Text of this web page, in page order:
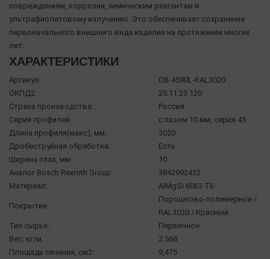
повреждениям, коррозии, химическим реагентам и
ультрафиолетовому излучению. Это обеспечивает сохранение
первоначального внешнего вида изделия на протяжении многих
лет.
ХАРАКТЕРИСТИКИ
Артикул:
OB-4590L-RAL3020
ОКПД2:
25.11.23.120
Страна производства:
Россия
Серия профилей:
с пазом 10 мм, серия 45
Длина профиля(макс), мм:
3020
Дробеструйная обработка:
Есть
Ширина паза, мм:
10
Аналог Bosch Rexroth Group:
3842992432
Материал:
AlMgSi 6063 Т6
Покрытие:
Порошково-полимерное /
RAL3020 / Красный
Тип сырья:
Первичное
Вес, кг/м:
2.568
Площадь сечения, см2:
9,475